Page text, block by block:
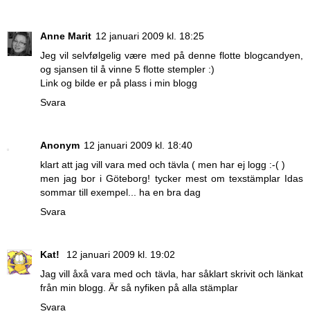
Anne Marit 12 januari 2009 kl. 18:25
Jeg vil selvfølgelig være med på denne flotte blogcandyen,
og sjansen til å vinne 5 flotte stempler :)
Link og bilde er på plass i min blogg
Svara
Anonym 12 januari 2009 kl. 18:40
klart att jag vill vara med och tävla ( men har ej logg :-( )
men jag bor i Göteborg! tycker mest om texstämplar Idas
sommar till exempel... ha en bra dag
Svara
Kat!
12 januari 2009 kl. 19:02
Jag vill åxå vara med och tävla, har såklart skrivit och länkat
från min blogg. Är så nyfiken på alla stämplar
Svara